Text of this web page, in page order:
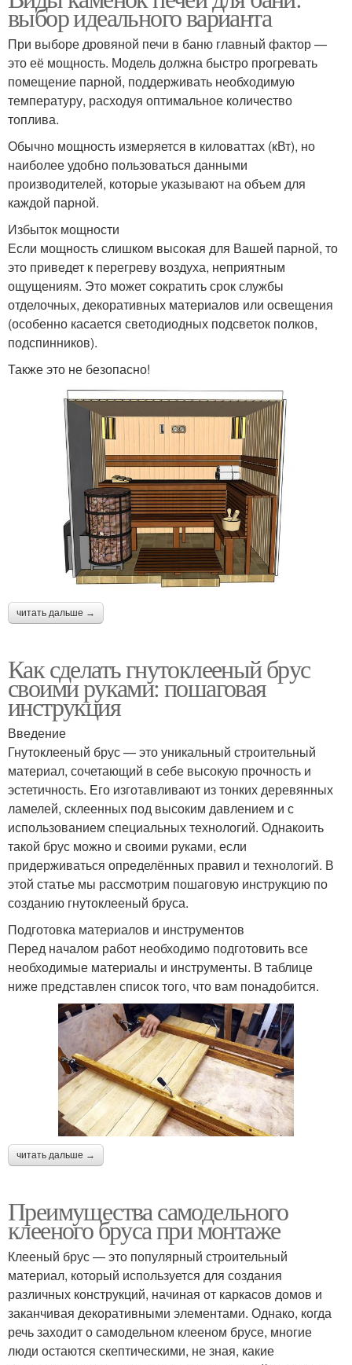
выбор идеального варианта
При выборе дровяной печи в баню главный фактор —
это её мощность. Модель должна быстро прогревать
помещение парной, поддерживать необходимую
температуру, расходуя оптимальное количество
топлива.
Обычно мощность измеряется в киловаттах (кВт), но
наиболее удобно пользоваться данными
производителей, которые указывают на объем для
каждой парной.
Избыток мощности
Если мощность слишком высокая для Вашей парной, то
это приведет к перегреву воздуха, неприятным
ощущениям. Это может сократить срок службы
отделочных, декоративных материалов или освещения
(особенно касается светодиодных подсветок полков,
подспинников).
Также это не безопасно!
читать дальше →
Как сделать гнутоклееный брус
своими руками: пошаговая
инструкция
Введение
Гнутоклееный брус — это уникальный строительный
материал, сочетающий в себе высокую прочность и
эстетичность. Его изготавливают из тонких деревянных
ламелей, склеенных под высоким давлением и с
использованием специальных технологий. Однакоить
такой брус можно и своими руками, если
придерживаться определённых правил и технологий. В
этой статье мы рассмотрим пошаговую инструкцию по
созданию гнутоклееный бруса.
Подготовка материалов и инструментов
Перед началом работ необходимо подготовить все
необходимые материалы и инструменты. В таблице
ниже представлен список того, что вам понадобится.
читать дальше →
Преимущества самодельного
клееного бруса при монтаже
Клееный брус — это популярный строительный
материал, который используется для создания
различных конструкций, начиная от каркасов домов и
заканчивая декоративными элементами. Однако, когда
речь заходит о самодельном клееном брусе, многие
люди остаются скептическими, не зная, какие